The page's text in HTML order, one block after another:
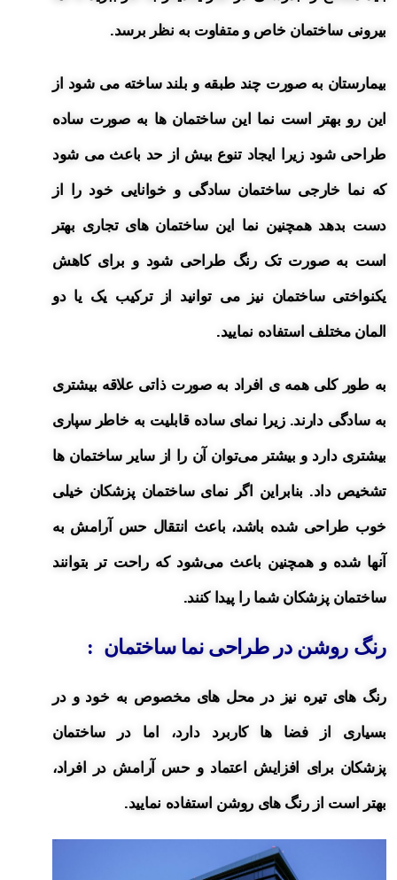
بیرونی ساختمان خاص و متفاوت به نظر برسد.
بیمارستان به صورت چند طبقه و بلند ساخته می شود از
این رو بهتر است نما این ساختمان ها به صورت ساده
طراحی شود زیرا ایجاد تنوع بیش از حد باعث می شود
که نما خارجی ساختمان سادگی و خوانایی خود را از
دست بدهد همچنین نما این ساختمان های تجاری بهتر
است به صورت تک رنگ طراحی شود و برای کاهش
یکنواختی ساختمان نیز می توانید از ترکیب یک یا دو
المان مختلف استفاده نمایید.
به طور کلی همه ی افراد به صورت ذاتی علاقه بیشتری
به سادگی دارند. زیرا نمای ساده قابلیت به خاطر سپاری
بیشتری دارد و بیشتر می‌توان آن را از سایر ساختمان ها
تشخیص داد. بنابراین اگر نمای ساختمان پزشکان خیلی
خوب طراحی شده باشد، باعث انتقال حس آرامش به
آنها شده و همچنین باعث می‌شود که راحت تر بتوانند
ساختمان پزشکان شما را پیدا کنند.
رنگ روشن در طراحی نما ساختمان :
رنگ های تیره نیز در محل های مخصوص به خود و در
بسیاری از فضا ها کاربرد دارد، اما در ساختمان
پزشکان برای افزایش اعتماد و حس آرامش در افراد،
بهتر است از رنگ های روشن استفاده نمایید.